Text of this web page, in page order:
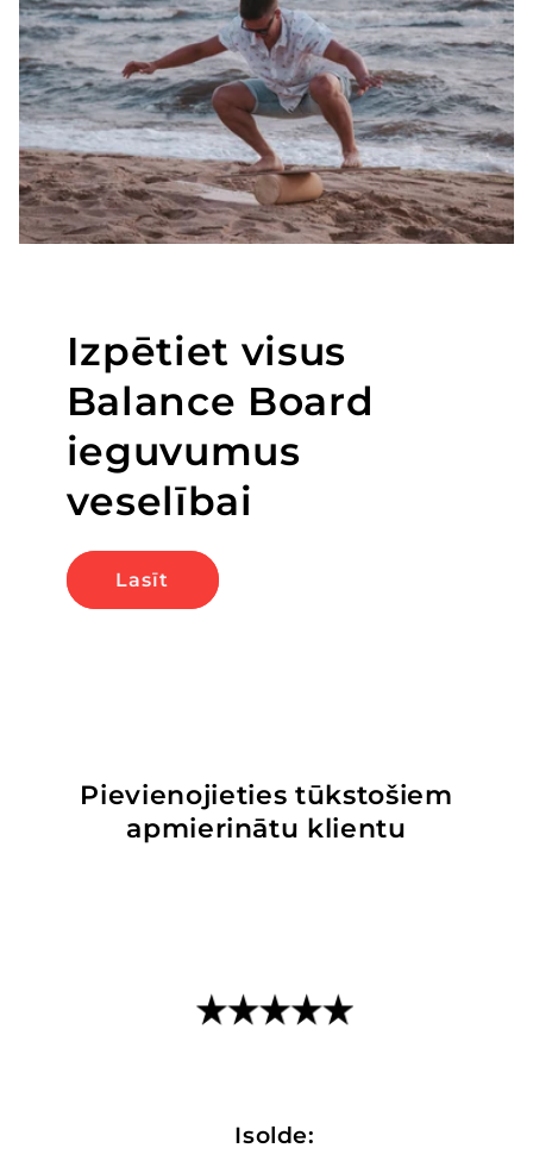
Izpētiet visus
Balance Board
ieguvumus
veselībai
Lasīt
Pievienojieties tūkstošiem
apmierinātu klientu
Isolde: